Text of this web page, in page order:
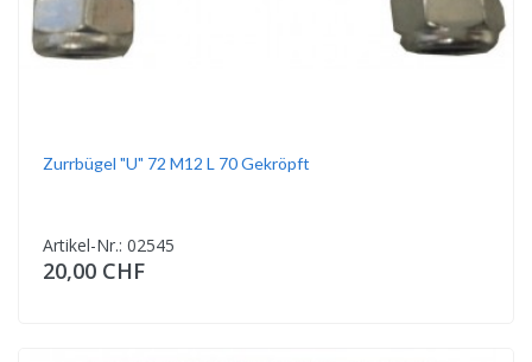
Zurrbügel "U" 72 M12 L 70 Gekröpft
Artikel-Nr.: 02545
20,00 CHF